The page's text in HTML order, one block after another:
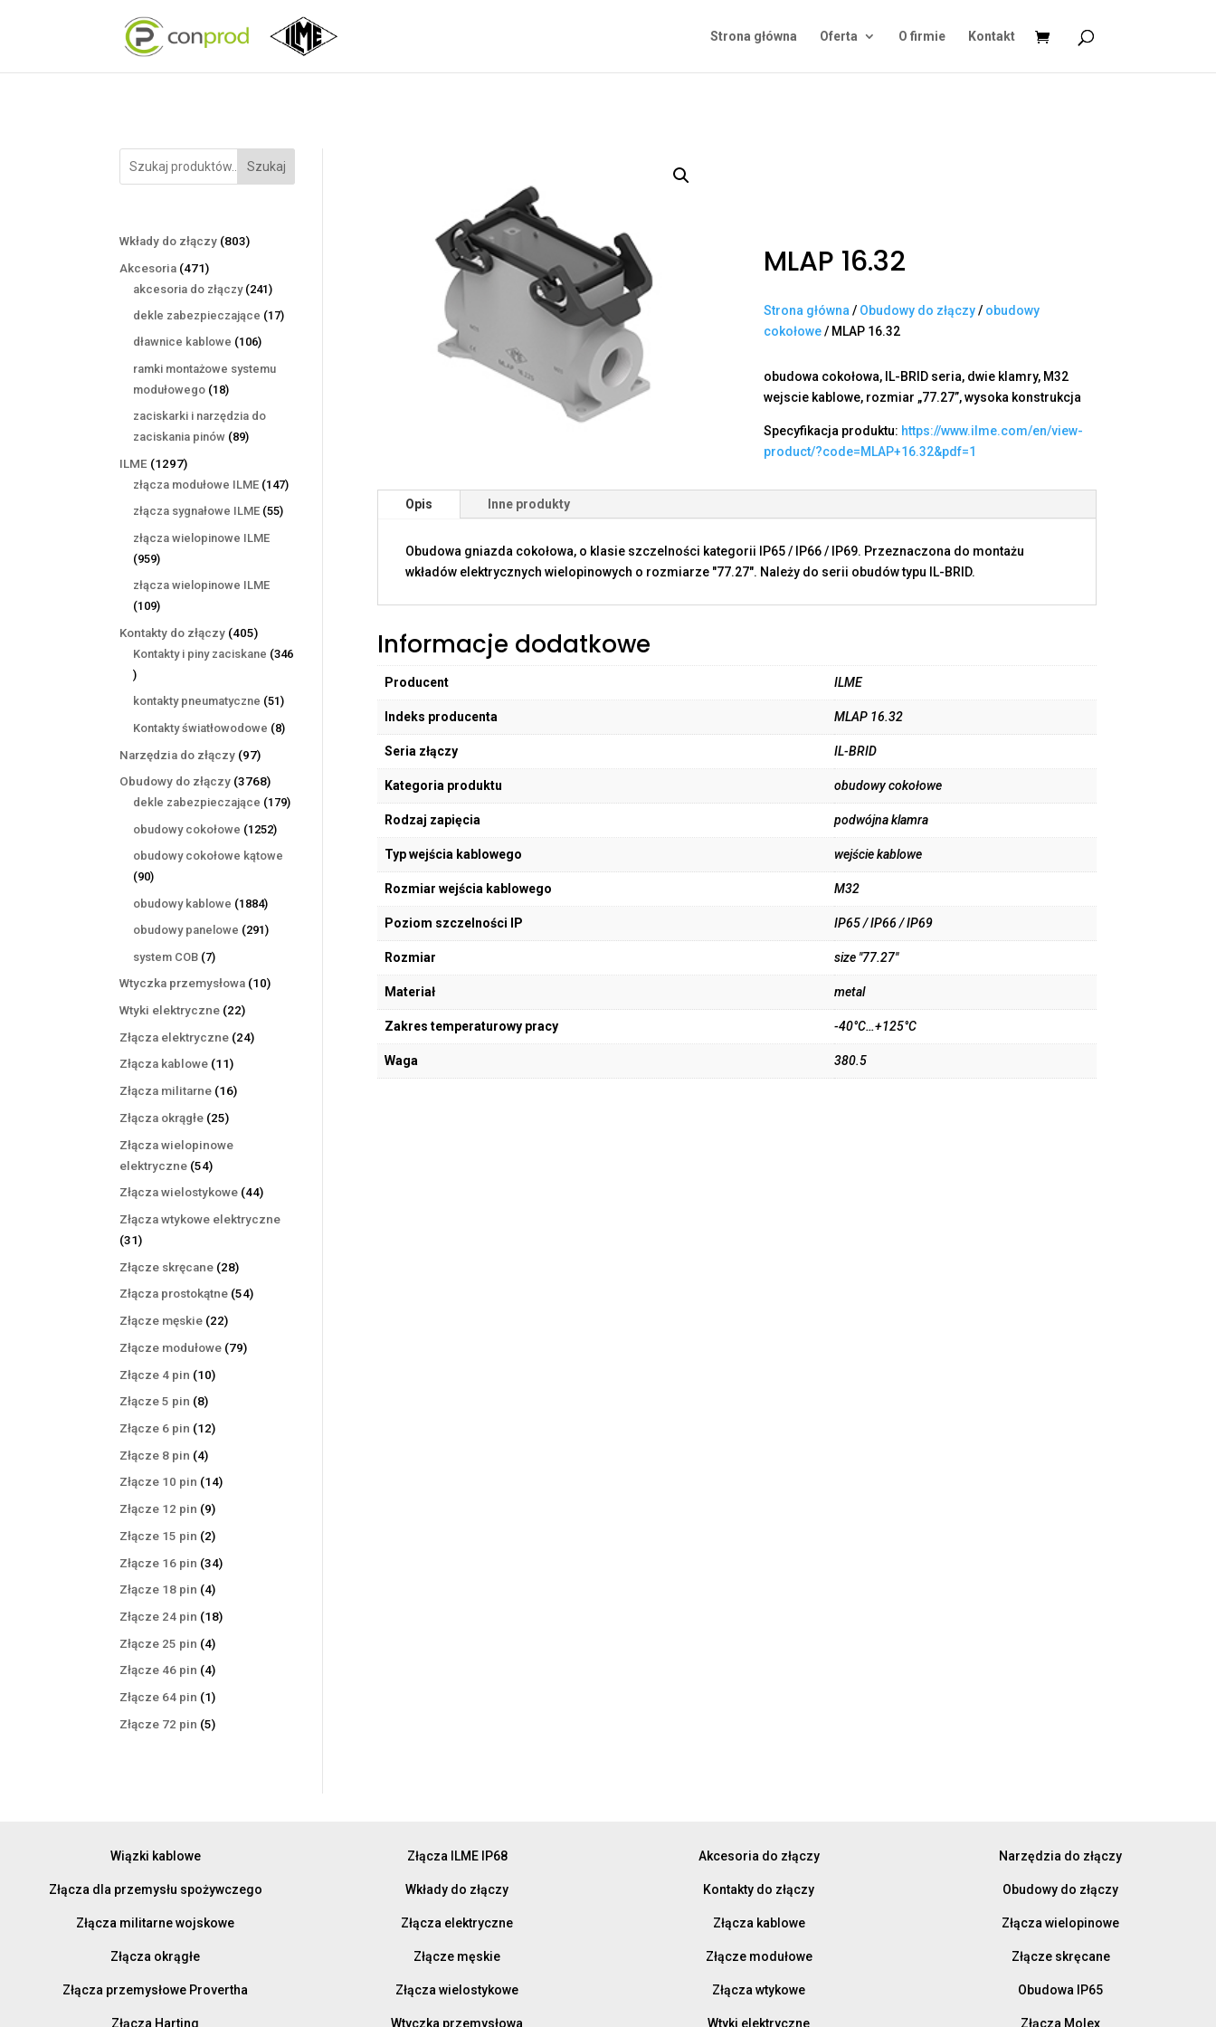
Strona główna Oferta O firmie Kontakt
Szukaj
Wkłady do złączy 803803
Akcesoria 471471
produktów
akcesoria do złączy 241241
produktów
dekle zabezpieczające 1717
dławnice kablowe 106106
ramki montażowe systemu
modułowego 1818
produktów
zaciskarki i narzędzia do
zaciskania pinów 8989
ILME 12971297
produktów
złącza modułowe ILME 147147
złącza sygnałowe ILME 5555
złącza wielopinowe ILME
959959
produktów
złącza wielopinowe ILME
109109
produktów
Kontakty do złączy 405405
produktów
Kontakty i piny zaciskane 346
346
produktów
kontakty pneumatyczne 5151
produktów
Kontakty światłowodowe 88
Narzędzia do złączy 9797
produktów
Obudowy do złączy 37683768
produktów
dekle zabezpieczające 179179
obudowy cokołowe 12521252
obudowy cokołowe kątowe
9090
produktów
obudowy kablowe 18841884
produkty
obudowy panelowe 291291
system COB 77
produktów
Wtyczka przemysłowa 1010
Wtyki elektryczne 2222
produkty
Złącza elektryczne 2424
Złącza kablowe 1111
produktów
Złącza militarne 1616
Złącza okrągłe 2525
Złącza wielopinowe
elektryczne 5454
produkty
Złącza wielostykowe 4444
Złącza wtykowe elektryczne
3131
produktów
Złącze skręcane 2828
produktów
Złącza prostokątne 5454
Złącze męskie 2222
produkty
Złącze modułowe 7979
Złącze 4 pin 1010
Złącze 5 pin 88
produktów
Złącze 6 pin 1212
Złącze 8 pin 44
produkty
Złącze 10 pin 1414
Złącze 12 pin 99
produktów
Złącze 15 pin 22
produkty
Złącze 16 pin 3434
Złącze 18 pin 44
produkty
Złącze 24 pin 1818
Złącze 25 pin 44
produkty
Złącze 46 pin 44
produkty
Złącze 64 pin 11
produkt
Złącze 72 pin 55
MLAP 16.32
Strona główna / Obudowy do złączy/ obudowy
cokołowe/ MLAP 16.32
obudowa cokołowa, IL-BRID seria, dwie klamry, M32
wejscie kablowe, rozmiar „77.27”, wysoka konstrukcja
Specyfikacja produktu: https://www.ilme.com/en/view-
product/?code=MLAP+16.32&pdf=1
Opis Inne produkty
Obudowa gniazda cokołowa, o klasie szczelności kategorii IP65 / IP66 / IP69. Przeznaczona do montażu
wkładów elektrycznych wielopinowych o rozmiarze "77.27". Należy do serii obudów typu IL-BRID.
Informacje dodatkowe
Producent ILME
Indeks producenta MLAP 16.32
Seria złączy IL-BRID
Kategoria produktu obudowy cokołowe
Rodzaj zapięcia podwójna klamra
Typ wejścia kablowego wejście kablowe
Rozmiar wejścia kablowego M32
Poziom szczelności IP IP65 / IP66 / IP69
Rozmiar size "77.27"
Materiał metal
Zakres temperaturowy pracy -40°C…+125°C
Waga 380.5
Wiązki kablowe
Złącza dla przemysłu spożywczego
Złącza militarne wojskowe
Złącza okrągłe
Złącza przemysłowe Provertha
Złącza Harting
Złącza ILME IP68
Wkłady do złączy
Złącza elektryczne
Złącze męskie
Złącza wielostykowe
Wtyczka przemysłowa
Akcesoria do złączy
Kontakty do złączy
Złącza kablowe
Złącze modułowe
Złącza wtykowe
Wtyki elektryczne
Narzędzia do złączy
Obudowy do złączy
Złącza wielopinowe
Złącze skręcane
Obudowa IP65
Złącza Molex